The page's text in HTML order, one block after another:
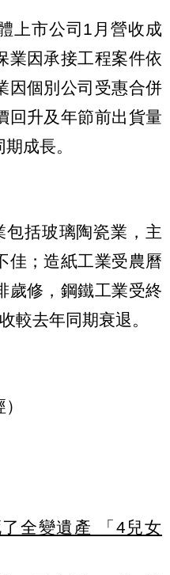
上市公司1月營收成
業因承接工程案件依
因個別公司受惠合併
回升及年節前出貨量
成長。
括玻璃陶瓷業，主
佳；造紙工業受農曆
歲修，鋼鐵工業受終
較去年同期衰退。
全變遺產 「4兒女